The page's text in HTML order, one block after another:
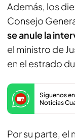
Además, los
Consejo
se anule la
el ministro de
en el estrado
Síguenos
Noticias
Por su parte, el